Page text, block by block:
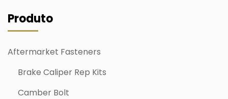
Produto
Aftermarket Fasteners
Brake Caliper Rep Kits
Camber Bolt